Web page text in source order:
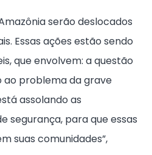
serão deslocados
Essas ações estão sendo
que envolvem: a questão
ao problema da grave
assolando as
segurança, para que essas
suas comunidades”,